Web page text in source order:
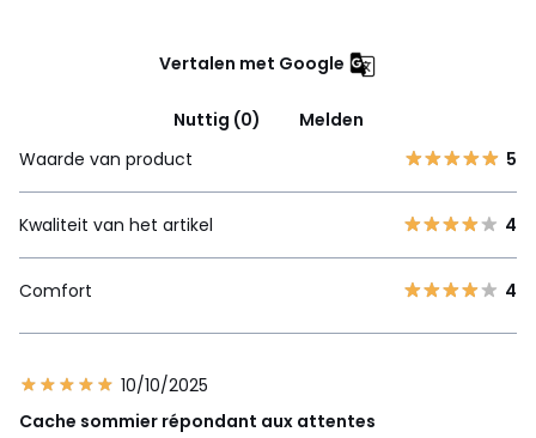
Vertalen met Google
Nuttig (0)
Melden
Waarde van product
5
Kwaliteit van het artikel 4
Comfort 4
10/10/2025
Cache sommier répondant aux attentes